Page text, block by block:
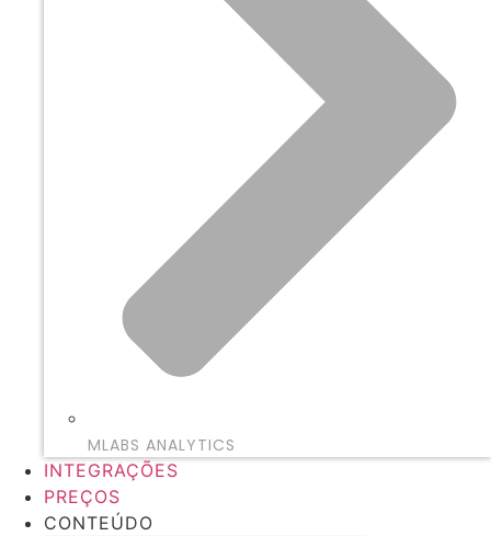
MLABS ANALYTICS
INTEGRAÇÕES
PREÇOS
CONTEÚDO